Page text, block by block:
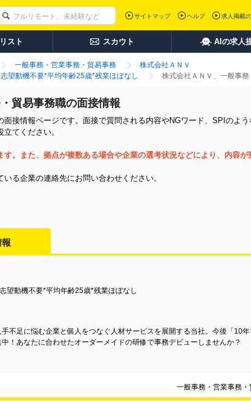
サイトマップ ヘルプ 求人掲載
スト スカウト AIの求人
一般事務・営業事務・貿易事務
株式会社ＡＮＶ
望動機不要*平均年齢25歳*残業ほぼなし
株式会社ＡＮＶ、一般事
貿易事務職の面接情報
接情報ページです。面接で質問される内容やNGワード、SPIのよう
てください。
。また、拠点が複数ある場合や企業の選考状況などにより、内容が
る企業の連絡先にお問い合わせください。
望動機不要*平均年齢25歳*残業ほぼなし
不足に悩む企業と個人をつなぐ人材サービスを展開する当社。今後「10
！あなたに合わせたオーダーメイドの研修で事務デビューしませんか？
一般事務・営業事務・